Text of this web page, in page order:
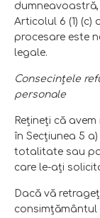
dumneavoastră,
Articolul 6 (1) (c)
procesare este
legale.
Consecinţele
personale
Reţineţi că
în Secţiunea 5
totalitate sau
care le-aţi
Dacă vă